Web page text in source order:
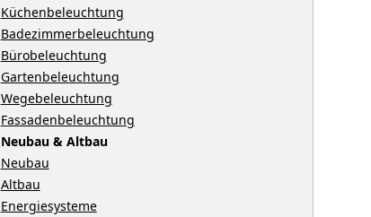
Küchenbeleuchtung
Badezimmerbeleuchtung
Bürobeleuchtung
Gartenbeleuchtung
Wegebeleuchtung
Fassadenbeleuchtung
Neubau & Altbau
Neubau
Altbau
Energiesysteme